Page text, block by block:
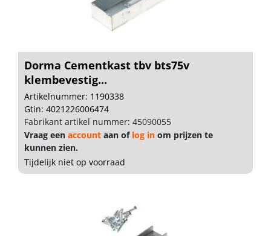
Dorma Cementkast tbv bts75v
klembevestig...
Artikelnummer: 1190338
Gtin: 4021226006474
Fabrikant artikel nummer: 45090055
Vraag een account aan of log in om prijzen te
kunnen zien.
Tijdelijk niet op voorraad